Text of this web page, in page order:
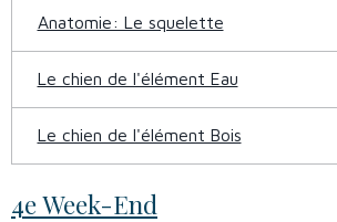
Anatomie: Le squelette
Le chien de l'élément Eau
Le chien de l'élément Bois
4e Week-End